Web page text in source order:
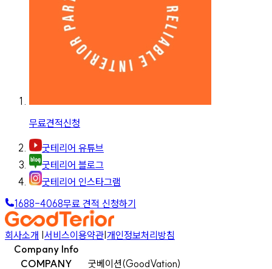
무료견적신청
굿테리어 유튜브
굿테리어 블로그
굿테리어 인스타그램
1688-4068무료 견적 신청하기
회사소개 |서비스이용약관|개인정보처리방침
Company Info
COMPANY
굿베이션(GoodVation)